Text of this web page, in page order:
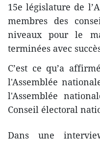
15e législature de
membres des
niveaux pour le
terminées avec
C’est ce qu’a
l'Assemblée
l'Assemblée
Conseil électoral
Dans une